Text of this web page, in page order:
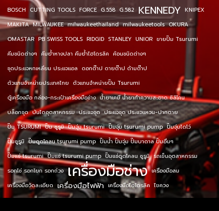
BOSCH CUTTING TOOLS FORCE G.558 G.582 KENNEDY KNIPEX
MAKITA MILWAUKEE milwaukeethailand milwaukeetools OKURA
OMASTAR PB SWISS TOOLS RIDGID STANLEY UNIOR ขายปั๊ม Tsurumi
คีมชนิดต่างๆ คีมย้ำหางปลา คีมย้ำไฮโดรลิค ค้อนชนิดต่างๆ
ชุดประแจหกเหลี่ยม ประแจแอล ดอกต๊าป ดายต๊าป ด้ามต๊าป
ตัวแทนจำหน่ายประเทศไทย ตัวแทนจำหน่ายปั๊ม Tsurumi
ตู้เครื่องมือ กล่อง-กระเป๋าเครื่องมือช่าง น้ำยาเคมี น้ำยาทำความสะอาด ซิลิโคน
บล็อกชุด บันไดอุตสาหกรรม ประแจชุด ประแจชุด ประแจแหวน-ปากตาย
ปั๊ม TSURUMI ปั๊ม ซูรูมิ ปั๊มจุ่ม tsurumi ปั๊มจุ่ม tsurumi pump ปั๊มจุ่มไดโว่
ปั๊มซูรูมิ ปั๊มดูดโคลน tsurumi pump ปั๊มน้ำ ปั๊มจุ่ม ปั๊มบาดาล ปั๊มอื่นๆ
ปั๊มแช่ tsurumi ปั๊มแช่ tsurumi pump ปั๊มแช่ดูดโคลน ซูรูมิ รถเข็นอุตสาหกรรม
รอกโซ่ รอกโยก รอกถ่วง เครื่องมือช่าง เครื่องมือลม
เครื่องมือวัดละเอียด เครื่องมือไฟฟ้า เครื่องมือไฮโดรลิค ไขควง